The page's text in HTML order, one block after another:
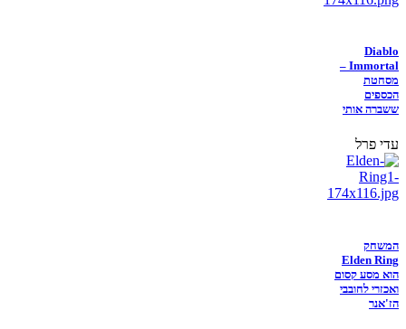
Diablo
Immortal –
מסחטת
הכספים
ששברה אותי
עדי פרל
המשחק
Elden Ring
הוא מסע קסום
ואכזרי לחובבי
הז'אנר